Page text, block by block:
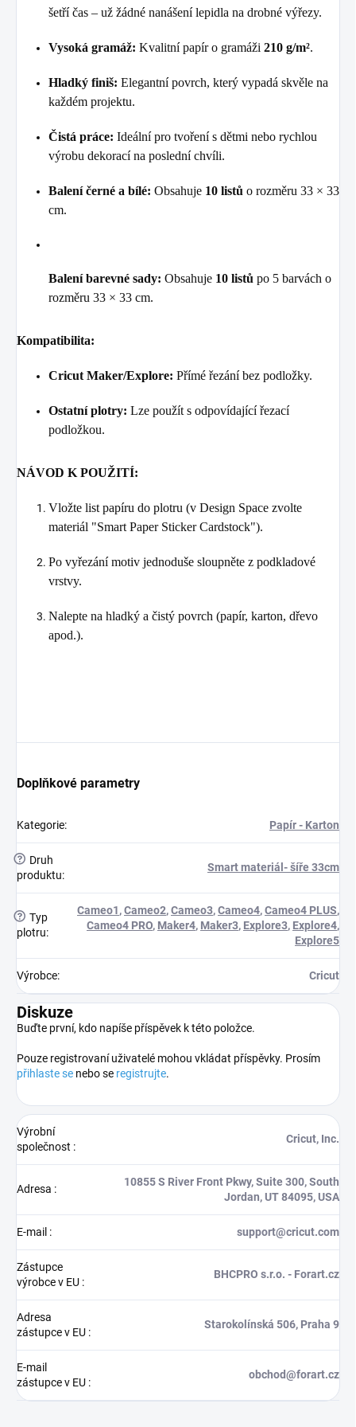
šetří čas – už žádné nanášení lepidla na drobné výřezy.
Vysoká gramáž: Kvalitní papír o gramáži 210 g/m².
Hladký finiš: Elegantní povrch, který vypadá skvěle na
každém projektu.
Čistá práce: Ideální pro tvoření s dětmi nebo rychlou
výrobu dekorací na poslední chvíli.
Balení černé a bílé: Obsahuje 10 listů o rozměru 33 × 33
cm.
Balení barevné sady: Obsahuje 10 listů po 5 barvách o
rozměru 33 × 33 cm.
Kompatibilita:
Cricut Maker/Explore: Přímé řezání bez podložky.
Ostatní plotry: Lze použít s odpovídající řezací
podložkou.
NÁVOD K POUŽITÍ:
Vložte list papíru do plotru (v Design Space zvolte
materiál "Smart Paper Sticker Cardstock").
Po vyřezání motiv jednoduše sloupněte z podkladové
vrstvy.
Nalepte na hladký a čistý povrch (papír, karton, dřevo
apod.).
Doplňkové parametry
Kategorie: Papír - Karton
?
Druh
produktu:
Smart materiál- šíře 33cm
? Typ
plotru:
Cameo1,Cameo2,Cameo3,Cameo4,Cameo4 PLUS,
Cameo4 PRO, Maker4, Maker3, Explore3, Explore4,
Explore5
Výrobce: Cricut
Diskuze
Buďte první, kdo napíše příspěvek k této položce.
Pouze registrovaní uživatelé mohou vkládat příspěvky. Prosím
přihlaste se nebo se registrujte.
Výrobní
společnost :
Cricut, Inc.
Adresa :
10855 S River Front Pkwy, Suite 300, South
Jordan, UT 84095, USA
E-mail : support@cricut.com
Zástupce
výrobce v EU :
BHCPRO s.r.o. - Forart.cz
Adresa
zástupce v EU :
Starokolínská 506, Praha 9
E-mail
zástupce v EU :
obchod@forart.cz